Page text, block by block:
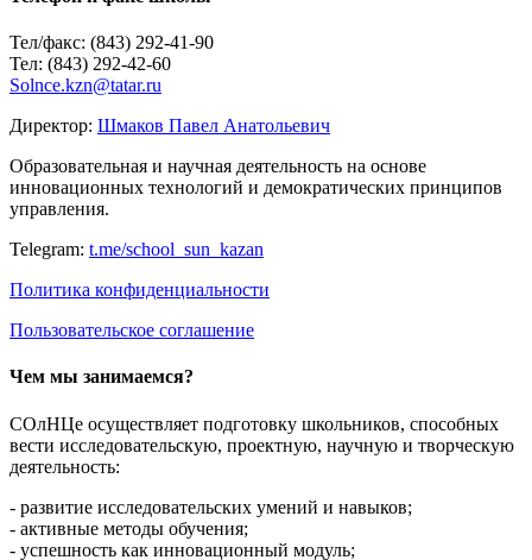
Тел/факс: (843) 292-41-90
Тел: (843) 292-42-60
Solnce.kzn@tatar.ru
Директор: Шмаков Павел Анатольевич
Образовательная и научная деятельность на основе
инновационных технологий и демократических принципов
управления.
Telegram: t.me/school_sun_kazan
Политика конфиденциальности
Пользовательское соглашение
Чем мы занимаемся?
СОлНЦе осуществляет подготовку школьников, способных
вести исследовательскую, проектную, научную и творческую
деятельность:
- развитие исследовательских умений и навыков;
- активные методы обучения;
- успешность как инновационный модуль;